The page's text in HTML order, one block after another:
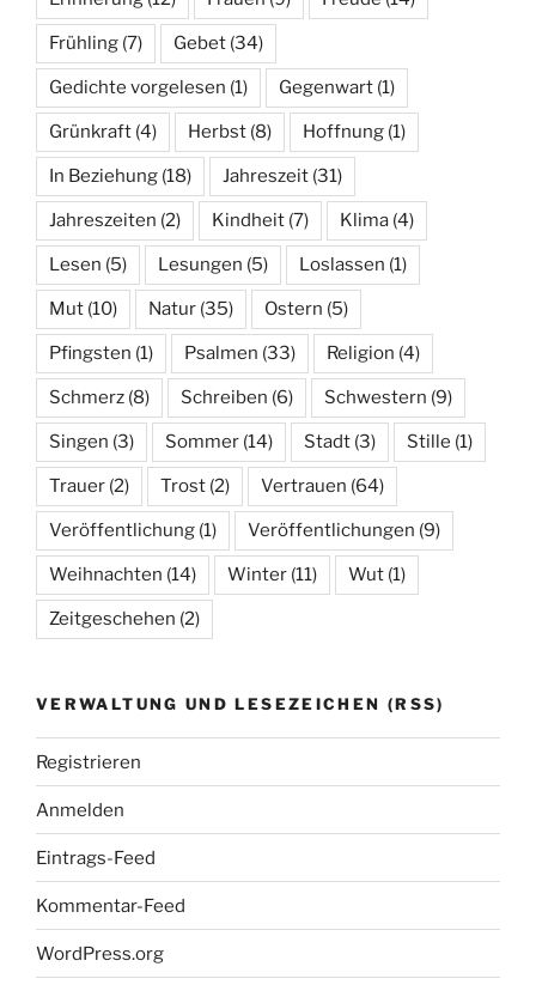
Frühling (7) Gebet (34)
Gedichte vorgelesen (1) Gegenwart (1)
Grünkraft (4) Herbst (8) Hoffnung (1)
In Beziehung (18) Jahreszeit (31)
Jahreszeiten (2) Kindheit (7) Klima (4)
Lesen (5) Lesungen (5) Loslassen (1)
Mut (10) Natur (35) Ostern (5)
Pfingsten (1) Psalmen (33) Religion (4)
Schmerz (8) Schreiben (6) Schwestern (9)
Singen (3) Sommer (14) Stadt (3) Stille (1)
Trauer (2) Trost (2) Vertrauen (64)
Veröffentlichung (1) Veröffentlichungen (9)
Weihnachten (14) Winter (11) Wut (1)
Zeitgeschehen (2)
VERWALTUNG UND LESEZEICHEN (RSS)
Registrieren
Anmelden
Eintrags-Feed
Kommentar-Feed
WordPress.org